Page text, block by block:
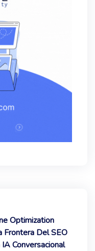
Optimization
Frontera Del SEO
Conversacional